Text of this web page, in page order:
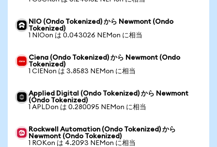
NIO (Ondo Tokenized) から Newmont (Ondo
Tokenized)
1 NIOon は 0.043026 NEMon に相当
Ciena (Ondo Tokenized) から Newmont (Ondo
Tokenized)
1 CIENon は 3.8583 NEMon に相当
Applied Digital (Ondo Tokenized) から Newmont
(Ondo Tokenized)
1 APLDon は 0.280095 NEMon に相当
Rockwell Automation (Ondo Tokenized) から
Newmont (Ondo Tokenized)
1 ROKon は 4.2093 NEMon に相当